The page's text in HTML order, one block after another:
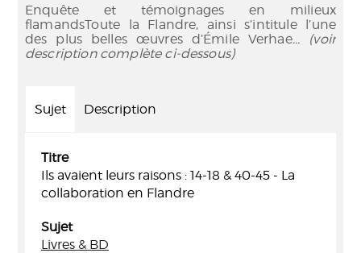
Enquête et témoignages en milieux
flamandsToute la Flandre, ainsi s’intitule l’une
des plus belles œuvres d’Émile Verhae... (voir
description complète ci-dessous)
Sujet Description
Titre
Ils avaient leurs raisons : 14-18 & 40-45 - La
collaboration en Flandre
Sujet
Livres & BD